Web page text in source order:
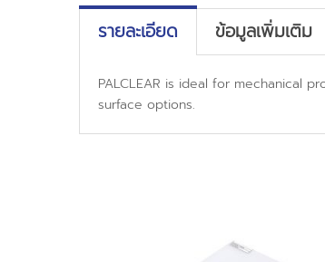
รายละเอียด ข้อมูลเพิ่มเติม
PALCLEAR is ideal for mechanical
surface options.